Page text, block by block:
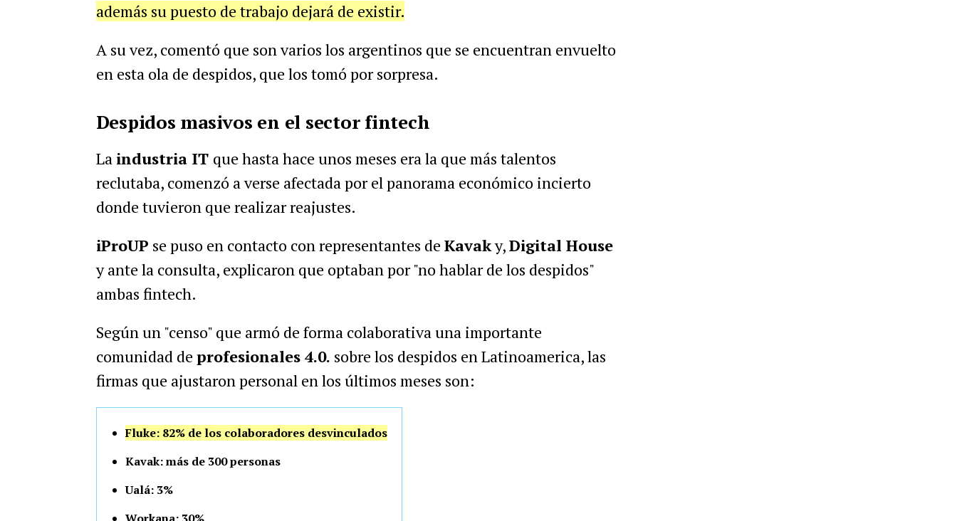
además su puesto de trabajo dejará de existir.
A su vez, comentó que son varios los argentinos que se encuentran envuelto
en esta ola de despidos, que los tomó por sorpresa.
Despidos masivos en el sector fintech
La industria IT que hasta hace unos meses era la que más talentos
reclutaba, comenzó a verse afectada por el panorama económico incierto
donde tuvieron que realizar reajustes.
iProUP se puso en contacto con representantes de Kavaky,Digital House
y ante la consulta, explicaron que optaban por "no hablar de los despidos"
ambas fintech.
Según un "censo" que armó de forma colaborativa una importante
comunidad de profesionales 4.0. sobre los despidos en Latinoamerica, las
firmas que ajustaron personal en los últimos meses son:
Fluke: 82% de los colaboradores desvinculados
Kavak: más de 300 personas
Ualá: 3%